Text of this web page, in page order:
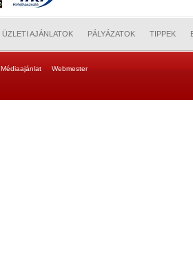
ÜZLETI AJÁNLATOK PÁLYÁZATOK TIPPEK
Médiaajánlat Webmester